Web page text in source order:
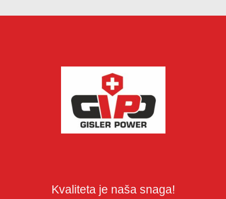
Kvaliteta je naša snaga!